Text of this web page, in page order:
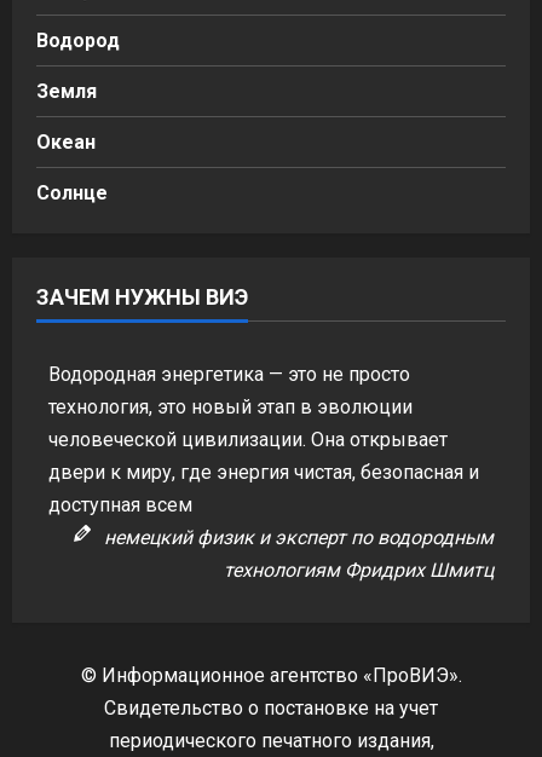
Водород
Земля
Океан
Солнце
ЗАЧЕМ НУЖНЫ ВИЭ
Водородная энергетика — это не просто
технология, это новый этап в эволюции
человеческой цивилизации. Она открывает
двери к миру, где энергия чистая, безопасная и
доступная всем
немецкий физик и эксперт по водородным
технологиям Фридрих Шмитц
© Информационное агентство «ПроВИЭ».
Свидетельство о постановке на учет
периодического печатного издания,